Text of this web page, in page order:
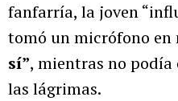
fanfarría, la joven
tomó un micrófono en
sí”, mientras no
las lágrimas.